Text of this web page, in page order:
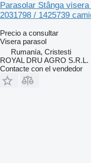
Parasolar Stânga
2031798 / 1425739
Precio a consultar
Visera parasol
Rumanía, Cristesti
ROYAL DRU AGRO S.R.L.
Contacte con el vendedor